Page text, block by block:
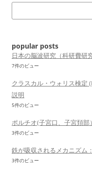
ン
popular posts
日本の脳波研究（科研費研
7件のビュー
クラスカル・ウォリス検定
説明
5件のビュー
ポルチオ(子宮口、子宮頚部）
3件のビュー
鉄が吸収されるメカニズム
3件のビュー